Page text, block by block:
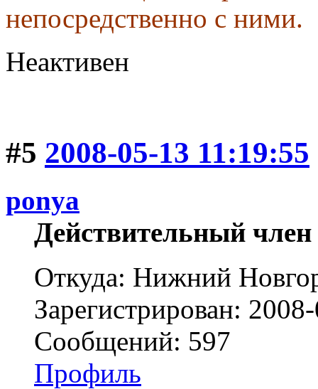
непосредственно с ними.
Неактивен
#5 2008-05-13 11:19:55
ponya
Действительный член
Откуда: Нижний
Зарегистрирован:
Сообщений: 597
Профиль